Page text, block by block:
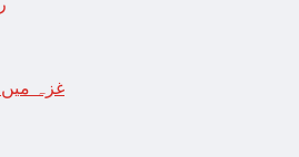
غزہ میں